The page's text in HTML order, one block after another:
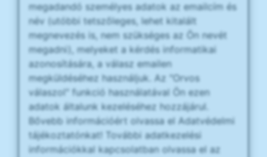
megadandó személyes adatok az emailcím és
név (utóbbi tetszőleges, lehet kitalált
megnevezés is, nem szükséges az Ön nevét
megadni), melyeket a kérdés informatikai
azonosítására, a válasz emailen
megküldéséhez használjuk. Az "Orvos
válaszol" funkció használatával Ön ezen
adatok általunk kezeléséhez hozzájárul.
Bővebb információért olvassa el Adatvédelmi
tájékoztatónkat! További adatkezelési
információkkal kapcsolatban olvassa el az